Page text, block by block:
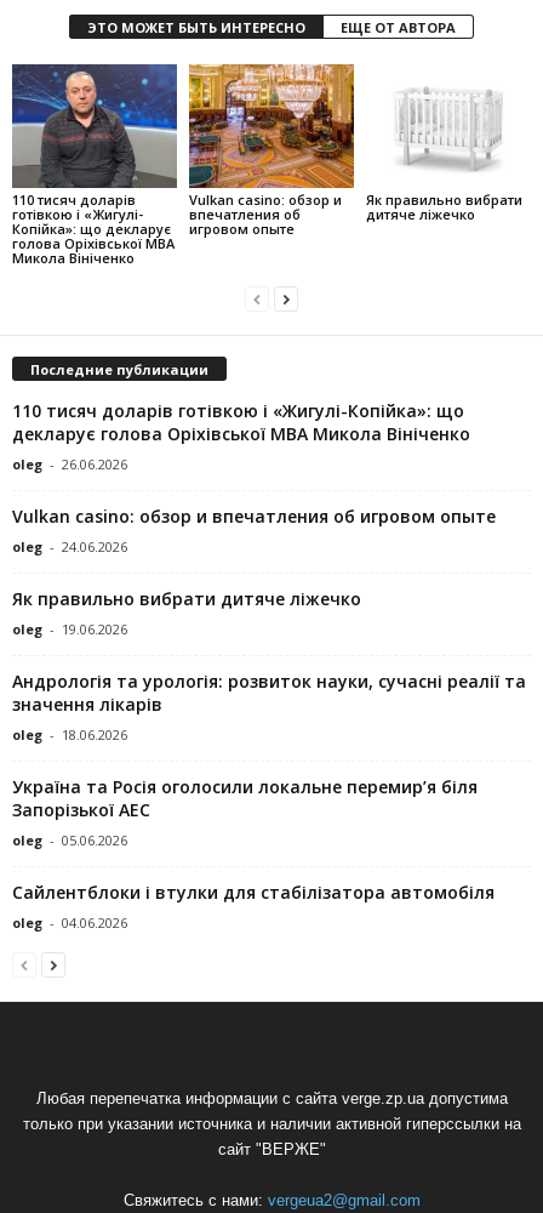
ЭТО МОЖЕТ БЫТЬ ИНТЕРЕСНО ЕЩЕ ОТ АВТОРА
110 тисяч доларів
готівкою і «Жигулі-
Копійка»: що декларує
голова Оріхівської МВА
Микола Вініченко
Vulkan casino: обзор и
впечатления об
игровом опыте
Як правильно вибрати
дитяче ліжечко
Последние публикации
110 тисяч доларів готівкою і «Жигулі-Копійка»: що
декларує голова Оріхівської МВА Микола Вініченко
oleg - 26.06.2026
Vulkan casino: обзор и впечатления об игровом опыте
oleg - 24.06.2026
Як правильно вибрати дитяче ліжечко
oleg - 19.06.2026
Андрологія та урологія: розвиток науки, сучасні реалії та
значення лікарів
oleg - 18.06.2026
Україна та Росія оголосили локальне перемир’я біля
Запорізької АЕС
oleg - 05.06.2026
Сайлентблоки і втулки для стабілізатора автомобіля
oleg - 04.06.2026
Любая перепечатка информации с сайта verge.zp.ua допустима
только при указании источника и наличии активной гиперссылки на
сайт "ВЕРЖЕ"
Свяжитесь с нами: vergeua2@gmail.com